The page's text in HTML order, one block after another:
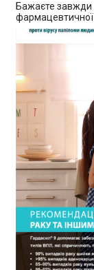
Бажаєте завжди
фармацевтичної